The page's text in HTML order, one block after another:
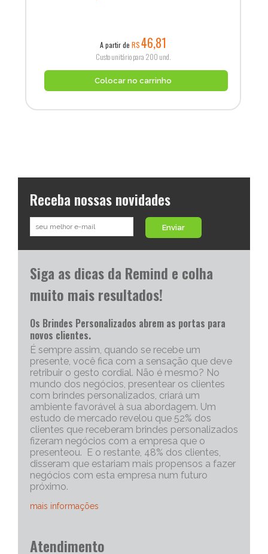
A partir de R$46,81
Custo unitário para 200 und.
Colocar no carrinho
Receba nossas novidades
Enviar
Siga as dicas da Remind e colha
muito mais resultados!
Os Brindes Personalizados abrem as portas para
novos clientes.
É sempre assim, quando se recebe um
presente, você fica com a sensação que deve
retribuir o gesto cordial. Não é mesmo? No
mundo dos negócios, presentear os clientes
com brindes personalizados, criará um
ambiente favorável à sua abordagem. Um
estudo de mercado revelou que 52% dos
clientes que receberam brindes personalizados
fizeram negócios com a empresa que o
presenteou. E o restante, 48% dos clientes,
disseram que estariam mais propensos a fazer
negócios com esta empresa num futuro
próximo.
mais informações
eficazes para iniciar uma conversa com um
Atendimento